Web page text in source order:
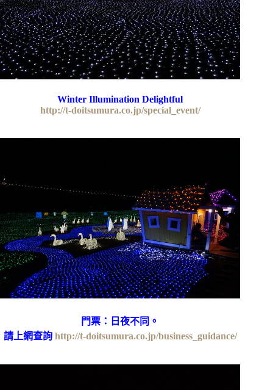
Winter Illumination Delightful
http://t-doitsumura.co.jp/special_event/
門票：日夜不同。
請上網查詢 http://t-doitsumura.co.jp/business_guidance/